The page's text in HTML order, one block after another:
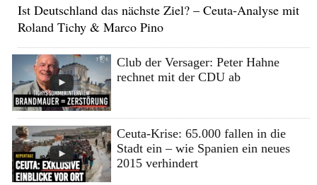
Ist Deutschland das nächste Ziel? – Ceuta-Analyse mit
Roland Tichy & Marco Pino
Club der Versager: Peter Hahne
rechnet mit der CDU ab
Ceuta-Krise: 65.000 fallen in die
Stadt ein – wie Spanien ein neues
2015 verhindert